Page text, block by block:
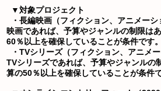
▼対象プロジェクト
・長編映画（フィクション、アニメーシ
映画であれば、予算やジャンルの制限は
60％以上を確保していることが条件です。
・TVシリーズ（フィクション、アニメ
TVシリーズであれば、予算やジャンルの
算の50％以上を確保していることが条件で